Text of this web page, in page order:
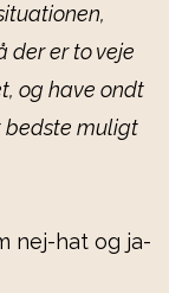
der er to veje
og have ondt
bedste muligt
nej-hat og ja-